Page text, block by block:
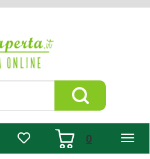
Cerca Prodotto
0prodotti